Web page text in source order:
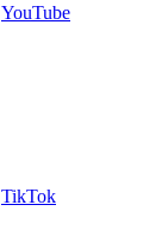
YouTube
TikTok